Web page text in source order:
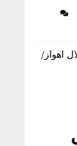
اهواز/